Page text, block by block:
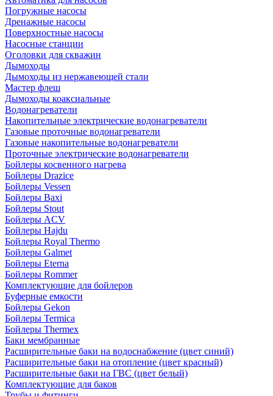
Погружные насосы
Дренажные насосы
Поверхностные насосы
Насосные станции
Оголовки для скважин
Дымоходы
Дымоходы из нержавеющей стали
Мастер флеш
Дымоходы коаксиальные
Водонагреватели
Накопительные электрические водонагреватели
Газовые проточные водонагреватели
Газовые накопительные водонагреватели
Проточные электрические водонагреватели
Бойлеры косвенного нагрева
Бойлеры Drazice
Бойлеры Vessen
Бойлеры Baxi
Бойлеры Stout
Бойлеры ACV
Бойлеры Hajdu
Бойлеры Royal Thermo
Бойлеры Galmet
Бойлеры Eterna
Бойлеры Rommer
Комплектующие для бойлеров
Буферные емкости
Бойлеры Gekon
Бойлеры Termica
Бойлеры Thermex
Баки мембранные
Расширительные баки на водоснабжение (цвет синий)
Расширительные баки на отопление (цвет красный)
Расширительные баки на ГВС (цвет белый)
Комплектующие для баков